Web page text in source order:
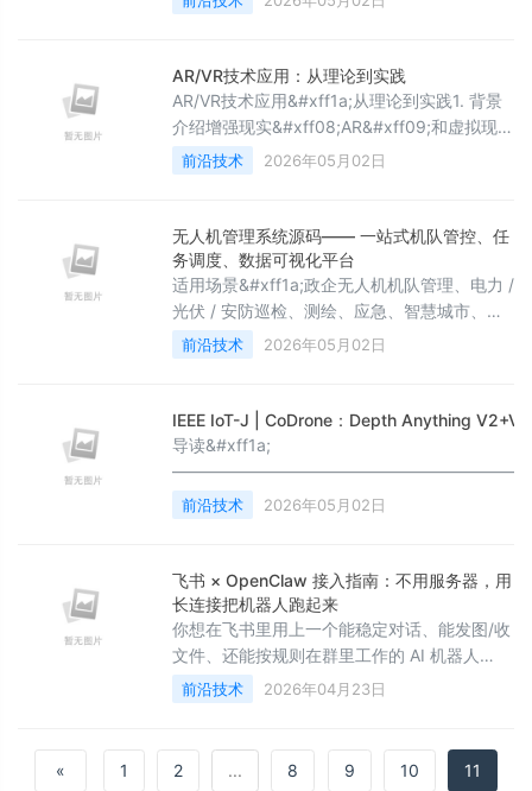
兼技术主力兼机师兼……我想分享一下在备赛
赛搞成全都是20s以内&#xff0c;竞争激烈到前
后几名差0.几秒&#xff0c;我不会开源我们的惯
导和避障思路&#xff08;实在太简单&#xff0c;太
容
AR/VR技术应用：从理论到实践
AR/VR技术应用&#xff1a;从理论到实践1. 背景
介绍增强现实&#xff08;AR&#xff09;和虚拟现实
&#xff08;VR&#xff09;技术是近年来发展迅速的
新兴技术&#xff0c;它们通过创建沉浸式的数字
式。AR技术将数字信息叠加到现实世界中
&#xff0c;而VR技术则创建完全虚拟的环境。本
文将深入探讨AR/VR技术的核心概念、技术实
前沿技术 2026年05月02日
无人机管理系统源码—— 一站式机队管控、任
务调度、数据可视化平台
适用场景&#xff1a;政企无人机机队管理、电力 /
光伏 / 安防巡检、测绘、应急、智慧城市、低
空监管技术栈&#xff1a;Java / SpringBoot /
Vue / MySQL / Redis / GIS / 大疆 Cloud API
展&#xff0c;企业、单位、应急部门无人机数量
快速增长&#xff0c;普遍面临&#xff1a; 多品牌无
人机
前沿技术 2026年05月02日
IEEE IoT-J | CoDrone：Depth Anything
导读&#xff1a;
无人机自主导航面临一个两难困境&#xff1a;板
易碰撞&#xff1b;将计算卸载到边缘服务器又受
前沿技术 2026年05月02日
飞书 × OpenClaw 接入指南：不用服务器，用
长连接把机器人跑起来
你想在飞书里用上一个能稳定对话、能发图/收
文件、还能按规则在群里工作的 AI 机器人
&#xff0c;最怕两件事&#xff1a;步骤多、出错后
不知道查哪里。这个项目存在的意义&#xff0c;
理成一套对非技术也友好的配置入口&#xff0c;
并把官方文档没覆盖到的坑集中写成排查清
前沿技术 2026年04月23日
« 1 2 ... 8 9 10 11